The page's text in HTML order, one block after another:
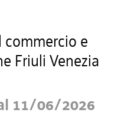
commercio e
Friuli Venezia
11/06/2026